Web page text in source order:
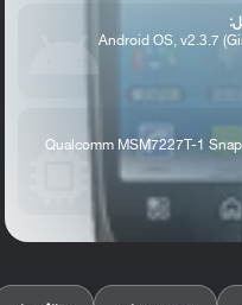
Android OS, v2.3.7
Qualcomm MSM7227T-1